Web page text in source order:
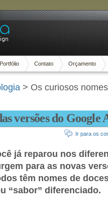
Portfólio Contato Orçamento
> Os curiosos
versões do Google
Ir para os
já reparou nos
para as novas
têm nomes de
“sabor” diferenciado.